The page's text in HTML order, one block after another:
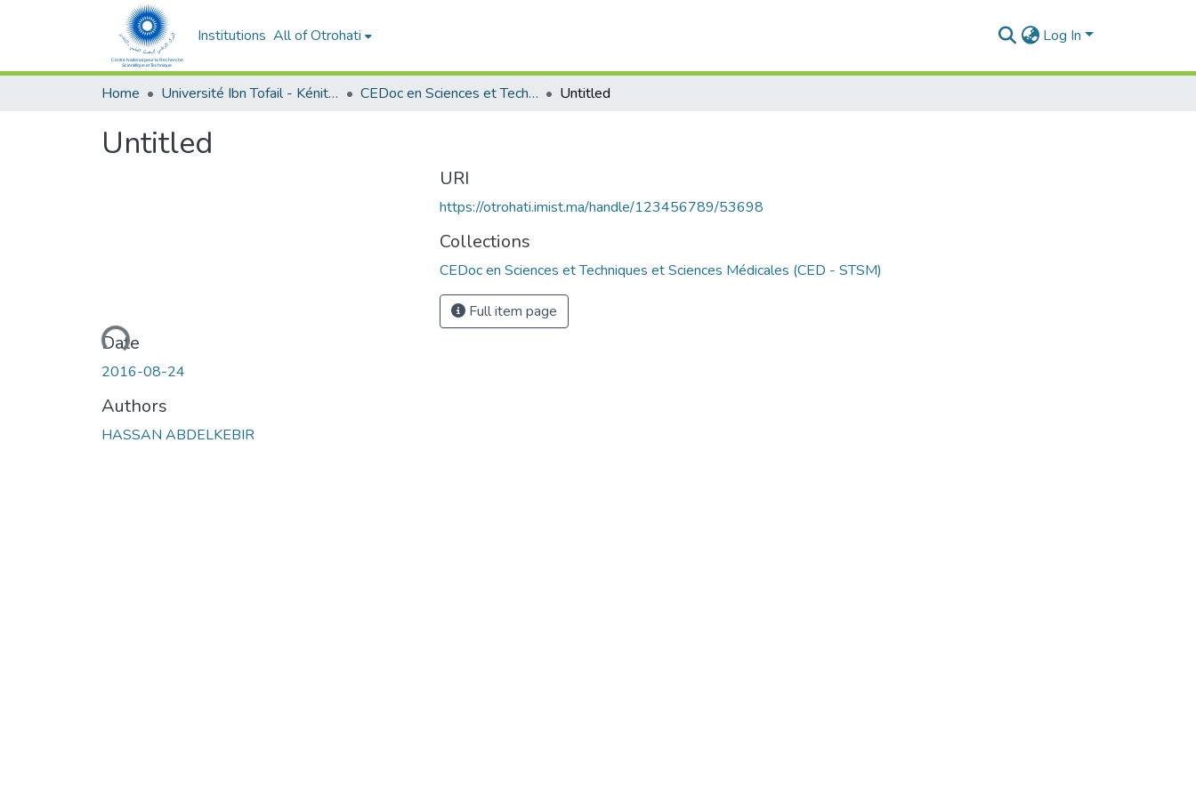
Institutions All of Otrohati Log In
Home Université Ibn Tofail - Kénitra CEDoc en Sciences et Techniques et Sciences Médicales (CED - STSM) Untitled
Untitled
Loading...
Date
2016-08-24
Authors
HASSAN ABDELKEBIR
URI
https://otrohati.imist.ma/handle/123456789/53698
Collections
CEDoc en Sciences et Techniques et Sciences Médicales (CED - STSM)
Full item page